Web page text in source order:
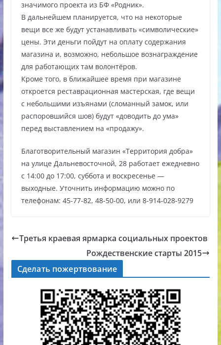
значимого проекта из БФ «Родник».
В дальнейшем планируется, что на некоторые
вещи все же будут устанавливать «символические»
цены. Эти деньги пойдут на оплату содержания
магазина и, возможно, небольшое вознаграждение
для работающих там волонтёров.
Кроме того, в ближайшее время при магазине
откроется реставрационная мастерская, где вещи
с небольшими изъянами (сломанный замок, или
распоровшийся шов) будут «доводить до ума»
перед выставлением на «продажу».
Благотворительный магазин «Территория добра»
на улице Дальневосточной, 28 работает ежедневно
с 14:00 до 17:00, суббота и воскресенье —
выходные. Уточнить информацию можно по
телефонам: 45-77-82, 48-50-00, или 8-914-028-9279
Третья краевая ярмарка социальных проектов
Рождественские старты 2015
Сделать пожертвование